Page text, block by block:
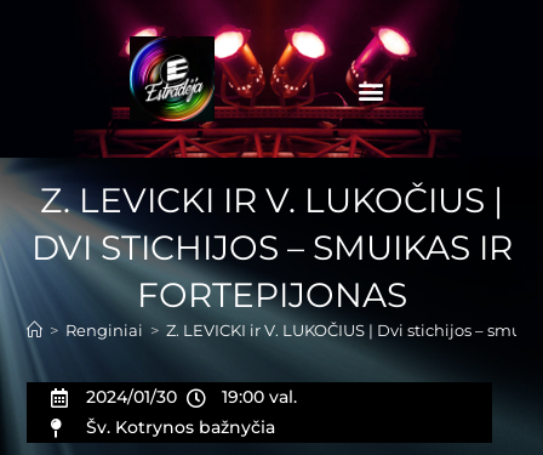
Z. LEVICKI IR V. LUKOČIUS |
DVI STICHIJOS – SMUIKAS IR
FORTEPIJONAS
> Renginiai > Z. LEVICKI ir V. LUKOČIUS | Dvi stichijos –
2024/01/30
19:00 val.
Šv. Kotrynos bažnyčia